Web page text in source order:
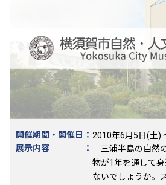
でわかりやすく紹
園」 相模湾を庭園
ジオトラバース、
鯨瞰図をまとめて
と生物が一目で理
の空中写真 パワー
影された三浦半島
湾と横須賀市を含
な関わりについて
PPG湘南平塚・三
開催期間・開催日 ： 2010年6月5日(土)
展示内容
：
三浦半島の自然
物が1年を通して
ないでしょうか。